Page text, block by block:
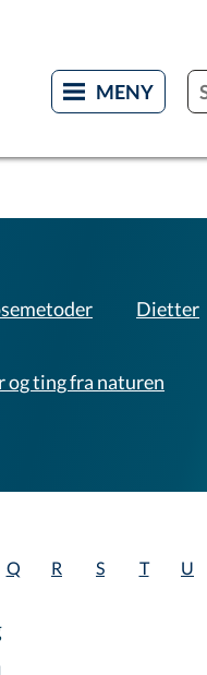
Dietter
og ting fra naturen
Q R S T U